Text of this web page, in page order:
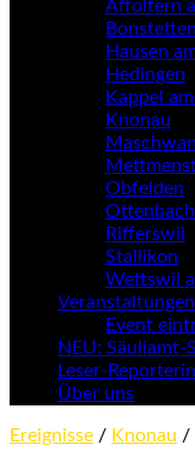
Affoltern
Bonstetten
Hausen
Hedingen
Kappel
Knonau
Obfelden
Ottenbach
Rifferswil
Stallikon
Wettswil
Veranstaltungen
Event
NEU: Säuliamt-
Leser-
Über uns
Ereignisse / Knonau /